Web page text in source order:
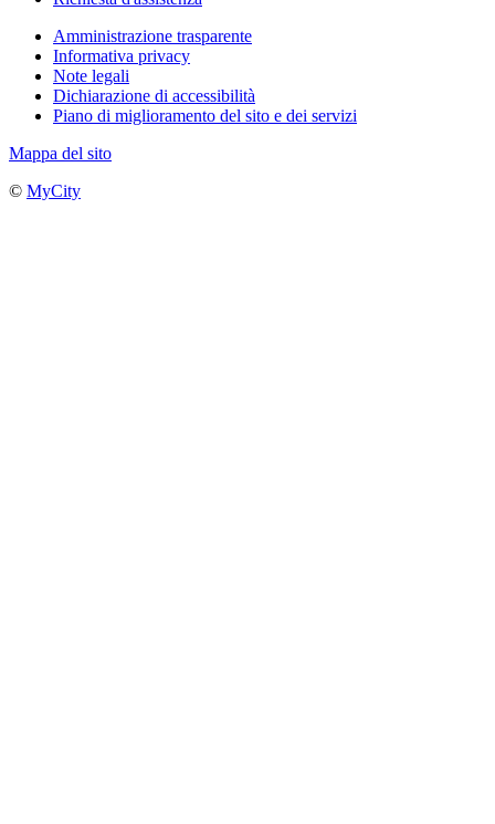
Amministrazione trasparente
Informativa privacy
Note legali
Dichiarazione di accessibilità
Piano di miglioramento del sito e dei servizi
Mappa del sito
© MyCity